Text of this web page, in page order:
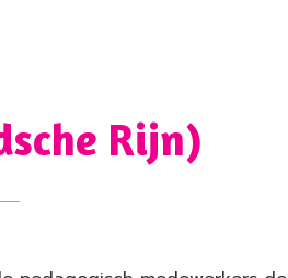
Rijn)